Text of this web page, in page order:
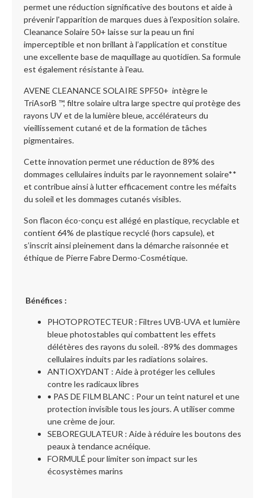
permet une réduction significative des boutons et aide à
prévenir l'apparition de marques dues à l'exposition solaire.
Cleanance Solaire 50+ laisse sur la peau un fini
imperceptible et non brillant à l’application et constitue
une excellente base de maquillage au quotidien. Sa formule
est également résistante à l'eau.
AVENE CLEANANCE SOLAIRE SPF50+ intègre le
TriAsorB ™, filtre solaire ultra large spectre qui protège des
rayons UV et de la lumière bleue, accélérateurs du
vieillissement cutané et de la formation de tâches
pigmentaires.
Cette innovation permet une réduction de 89% des
dommages cellulaires induits par le rayonnement solaire**
et contribue ainsi à lutter efficacement contre les méfaits
du soleil et les dommages cutanés visibles.
Son flacon éco-conçu est allégé en plastique, recyclable et
contient 64% de plastique recyclé (hors capsule), et
s’inscrit ainsi pleinement dans la démarche raisonnée et
éthique de Pierre Fabre Dermo-Cosmétique.
Bénéfices :
PHOTOPROTECTEUR : Filtres UVB-UVA et lumière
bleue photostables qui combattent les effets
délétères des rayons du soleil. -89% des dommages
cellulaires induits par les radiations solaires.
ANTIOXYDANT : Aide à protéger les cellules
contre les radicaux libres
• PAS DE FILM BLANC : Pour un teint naturel et une
protection invisible tous les jours. A utiliser comme
une crème de jour.
SEBOREGULATEUR : Aide à réduire les boutons des
peaux à tendance acnéique.
FORMULÉ pour limiter son impact sur les
écosystèmes marins